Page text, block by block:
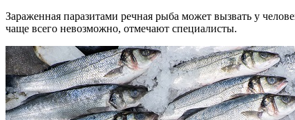
Зараженная паразитами речная рыба может вызвать у
чаще всего невозможно, отмечают специалисты.